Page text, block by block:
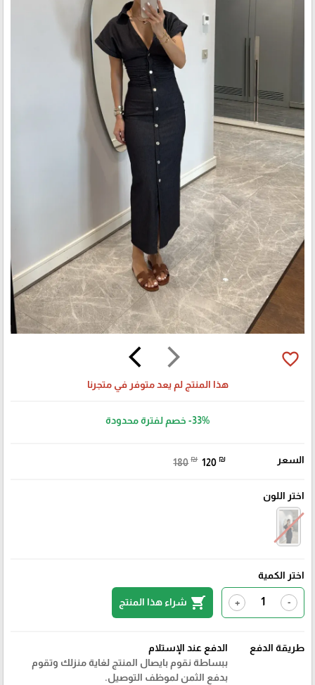
arrow_forward_ios
arrow_back_ios favorite_border
هذا المنتج لم يعد متوفر في متجرنا
-33% خصم لفترة محدودة
السعر 180 ₪ 120 ₪
اختر اللون
اختر الكمية
-
+
shopping_cart شراء هذا المنتج
طريقة الدفع
الدفع عند الإستلام
ببساطة نقوم بايصال المنتج لغاية منزلك وتقوم
بدفع الثمن لموظف التوصيل.